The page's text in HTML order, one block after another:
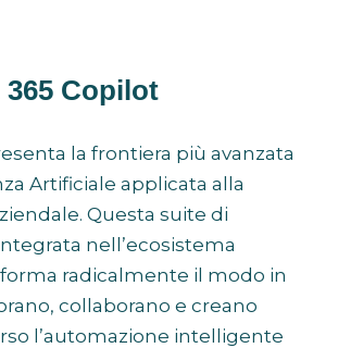
Copilot
la frontiera più avanzata
Artificiale applicata alla
Questa suite di
nell’ecosistema
radicalmente il modo in
collaborano e creano
l’automazione intelligente